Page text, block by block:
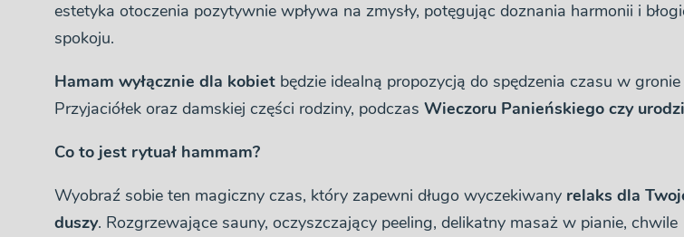
estetyka otoczenia pozytywnie wpływa na zmysły, potęgując doznania harmonii i
spokoju.
Hamam wyłącznie dla kobietbędzie idealną propozycją do spędzenia czasu w gronie
Przyjaciółek oraz damskiej części rodziny, podczas Wieczoru Panieńskiego czy
Co to jest rytuał hammam?
Wyobraź sobie ten magiczny czas, który zapewni długo wyczekiwany relaks dla
duszy. Rozgrzewające sauny, oczyszczający peeling, delikatny masaż w pianie, chwile